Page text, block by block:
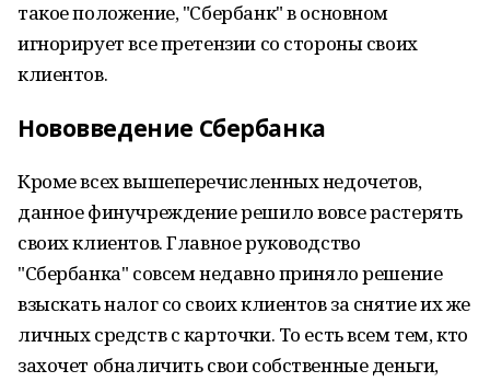
такое положение, "Сбербанк" в основном
игнорирует все претензии со стороны своих
клиентов.
Нововведение Сбербанка
Кроме всех вышеперечисленных недочетов,
данное финучреждение решило вовсе растерять
своих клиентов. Главное руководство
"Сбербанка" совсем недавно приняло решение
взыскать налог со своих клиентов за снятие их же
личных средств с карточки. То есть всем тем, кто
захочет обналичить свои собственные деньги,